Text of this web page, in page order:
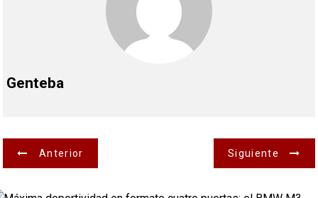
Genteba
N
Anterior Siguiente